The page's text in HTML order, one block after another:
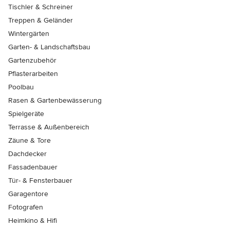
Tischler & Schreiner
Treppen & Geländer
Wintergärten
Garten- & Landschaftsbau
Gartenzubehör
Pflasterarbeiten
Poolbau
Rasen & Gartenbewässerung
Spielgeräte
Terrasse & Außenbereich
Zäune & Tore
Dachdecker
Fassadenbauer
Tür- & Fensterbauer
Garagentore
Fotografen
Heimkino & Hifi